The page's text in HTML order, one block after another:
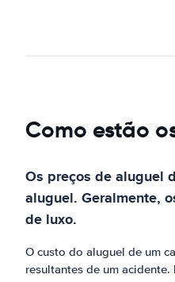
Como estão
Os preços de aluguel
aluguel. Geralmente,
de luxo.
O custo do aluguel de um
resultantes de um